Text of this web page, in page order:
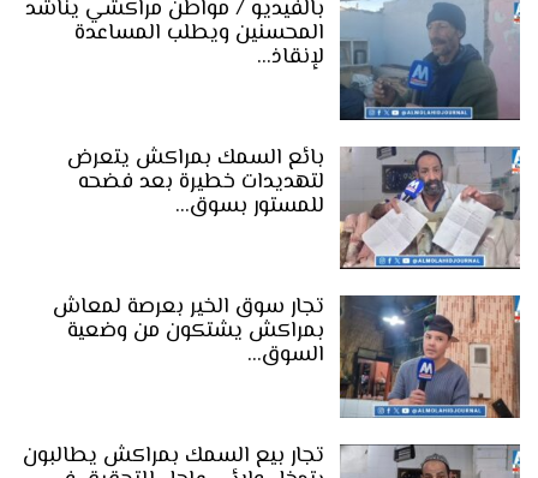
بالفيديو / مواطن مراكشي يناشد
المحسنين ويطلب المساعدة
لإنقاذ…
بائع السمك بمراكش يتعرض
لتهديدات خطيرة بعد فضحه
للمستور بسوق…
تجار سوق الخير بعرصة لمعاش
بمراكش يشتكون من وضعية
السوق…
تجار بيع السمك بمراكش يطالبون